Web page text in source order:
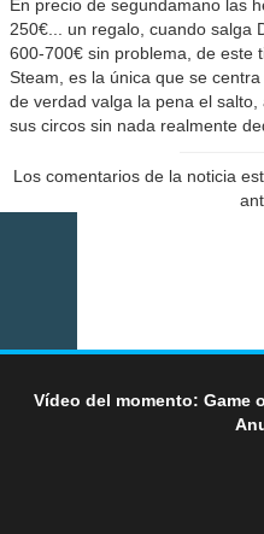
En precio de segundamano las
250€... un regalo, cuando salga
600-700€ sin problema, de este
Steam, es la única que se
de verdad valga la pena el
sus circos sin nada realmente
Los comentarios de la noticia
Vídeo del momento: Game